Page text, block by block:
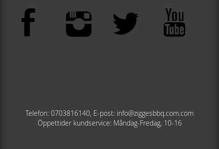
Telefon: 0703816140, E-post: info@ziggesbbq.com.com
Öppettider kundservice: Måndag-Fredag, 10-16